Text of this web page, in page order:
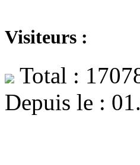
Visiteurs :
Total :
Depuis le :